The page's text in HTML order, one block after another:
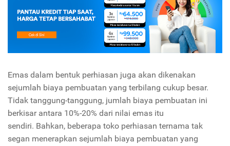
Emas dalam bentuk perhiasan juga akan dikenakan
sejumlah biaya pembuatan yang terbilang cukup besar.
Tidak tanggung-tanggung, jumlah biaya pembuatan ini
berkisar antara 10%-20% dari nilai emas itu
sendiri. Bahkan, beberapa toko perhiasan ternama tak
segan menerapkan sejumlah biaya pembuatan yang